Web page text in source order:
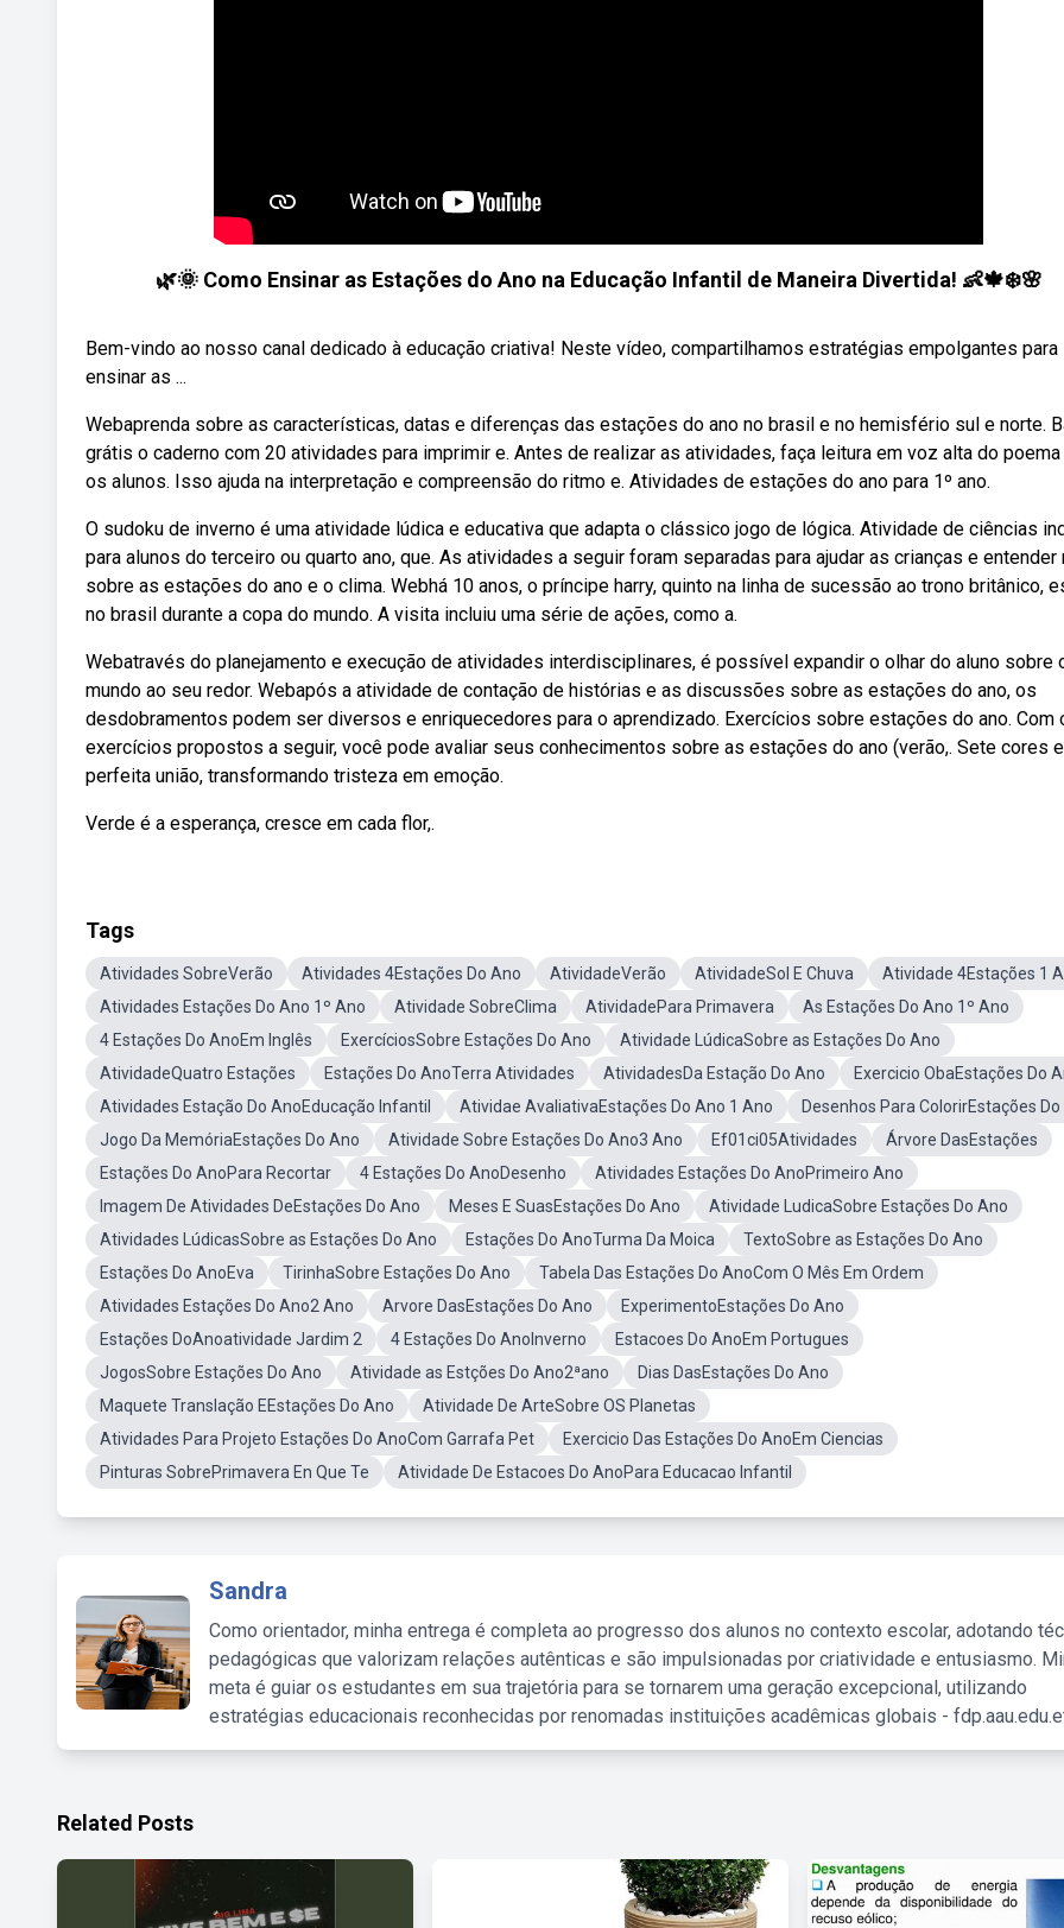
🌿🌞 Como Ensinar as Estações do Ano na Educação Infantil de Maneira Divertida! 👶🍁❄️🌸
Bem-vindo ao nosso canal dedicado à educação criativa! Neste vídeo, compartilhamos estratégias empolgantes para
ensinar as ...
Webaprenda sobre as características, datas e diferenças das estações do ano no brasil e no hemisfério sul e norte.
grátis o caderno com 20 atividades para imprimir e. Antes de realizar as atividades, faça leitura em voz alta do
os alunos. Isso ajuda na interpretação e compreensão do ritmo e. Atividades de estações do ano para 1º ano.
O sudoku de inverno é uma atividade lúdica e educativa que adapta o clássico jogo de lógica. Atividade de ciências
para alunos do terceiro ou quarto ano, que. As atividades a seguir foram separadas para ajudar as crianças e entender
sobre as estações do ano e o clima. Webhá 10 anos, o príncipe harry, quinto na linha de sucessão ao trono britânico,
no brasil durante a copa do mundo. A visita incluiu uma série de ações, como a.
Webatravés do planejamento e execução de atividades interdisciplinares, é possível expandir o olhar do aluno sobre
mundo ao seu redor. Webapós a atividade de contação de histórias e as discussões sobre as estações do ano, os
desdobramentos podem ser diversos e enriquecedores para o aprendizado. Exercícios sobre estações do ano. Com
exercícios propostos a seguir, você pode avaliar seus conhecimentos sobre as estações do ano (verão,. Sete cores
perfeita união, transformando tristeza em emoção.
Verde é a esperança, cresce em cada flor,.
Tags
Atividades SobreVerão Atividades 4Estações Do Ano AtividadeVerão AtividadeSol E Chuva
Atividade 4Estações 1
Atividades Estações Do Ano 1º Ano
Atividade SobreClima AtividadePara Primavera
As Estações Do Ano 1º Ano
4 Estações Do AnoEm Inglês
ExercíciosSobre Estações Do Ano
Atividade LúdicaSobre as Estações Do Ano
AtividadeQuatro Estações
Estações Do AnoTerra Atividades AtividadesDa Estação Do Ano
Exercicio ObaEstações Do
Atividades Estação Do AnoEducação Infantil
Atividae AvaliativaEstações Do Ano 1 Ano
Desenhos Para ColorirEstações
Jogo Da MemóriaEstações Do Ano
Atividade Sobre Estações Do Ano3 Ano Ef01ci05Atividades
Árvore DasEstações
Estações Do AnoPara Recortar
4 Estações Do AnoDesenho
Atividades Estações Do AnoPrimeiro Ano
Imagem De Atividades DeEstações Do Ano
Meses E SuasEstações Do Ano
Atividade LudicaSobre Estações Do Ano
Atividades LúdicasSobre as Estações Do Ano
Estações Do AnoTurma Da Moica
TextoSobre as Estações Do Ano
Estações Do AnoEva
TirinhaSobre Estações Do Ano
Tabela Das Estações Do AnoCom O Mês Em Ordem
Atividades Estações Do Ano2 Ano
Arvore DasEstações Do Ano
ExperimentoEstações Do Ano
Estações DoAnoatividade Jardim 2
4 Estações Do AnoInverno
Estacoes Do AnoEm Portugues
JogosSobre Estações Do Ano
Atividade as Estções Do Ano2ªano
Dias DasEstações Do Ano
Maquete Translação EEstações Do Ano
Atividade De ArteSobre OS Planetas
Atividades Para Projeto Estações Do AnoCom Garrafa Pet
Exercicio Das Estações Do AnoEm Ciencias
Pinturas SobrePrimavera En Que Te
Atividade De Estacoes Do AnoPara Educacao Infantil
Sandra
Como orientador, minha entrega é completa ao progresso dos alunos no contexto escolar, adotando
pedagógicas que valorizam relações autênticas e são impulsionadas por criatividade e entusiasmo.
meta é guiar os estudantes em sua trajetória para se tornarem uma geração excepcional, utilizando
estratégias educacionais reconhecidas por renomadas instituições acadêmicas globais -
Related Posts